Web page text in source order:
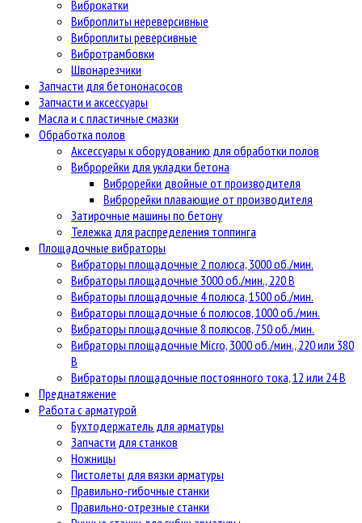
Виброкатки
Виброплиты нереверсивные
Виброплиты реверсивные
Вибротрамбовки
Швонарезчики
Запчасти для бетононасосов
Запчасти и аксессуары
Масла и с пластичные смазки
Обработка полов
Аксессуары к оборудованию для обработки полов
Виброрейки для укладки бетона
Виброрейки двойные от производителя
Виброрейки плавающие от производителя
Затирочные машины по бетону
Тележка для распределения топпинга
Площадочные вибраторы
Вибраторы площадочные 2 полюса, 3000 об./мин.
Вибраторы площадочные 3000 об./мин., 220 В
Вибраторы площадочные 4 полюса, 1500 об./мин.
Вибраторы площадочные 6 полюсов, 1000 об./мин.
Вибраторы площадочные 8 полюсов, 750 об./мин.
Вибраторы площадочные Micro, 3000 об./мин., 220 или 380
В
Вибраторы площадочные постоянного тока, 12 или 24 В
Преднатяжение
Работа с арматурой
Бухтодержатель для арматуры
Запчасти для станков
Ножницы
Пистолеты для вязки арматуры
Правильно-гибочные станки
Правильно-отрезные станки